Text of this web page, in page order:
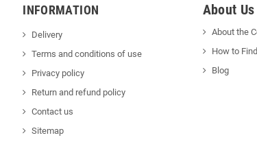
INFORMATION
Delivery
Terms and conditions of use
Privacy policy
Return and refund policy
Contact us
Sitemap
About Us
About the
How to
Blog